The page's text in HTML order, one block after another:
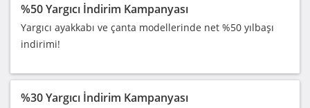
%50 Yargıcı İndirim Kampanyası
Yargıcı ayakkabı ve çanta modellerinde net %50 yılbaşı
indirimi!
%30 Yargıcı İndirim Kampanyası